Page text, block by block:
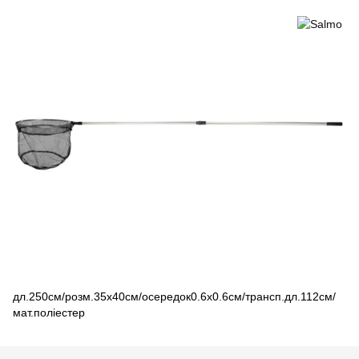
дл.250см/розм.35х40см/осередок0.6х0.6см/трансп.дл.112см/
мат.поліестер